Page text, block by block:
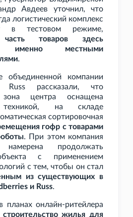
Авдеев уточнил, что
логистический комплекс
в тестовом режиме,
часть товаров здесь
именно местными
.
объединенной компании
рассказали, что
зона центра оснащена
техникой, на складе
сортировочная
гофр с товарами
. При этом компания
продолжать
с применением
с тем, чтобы он стал
из существующих в
и Russ.
планах онлайн-ритейлера
строительство жилья для